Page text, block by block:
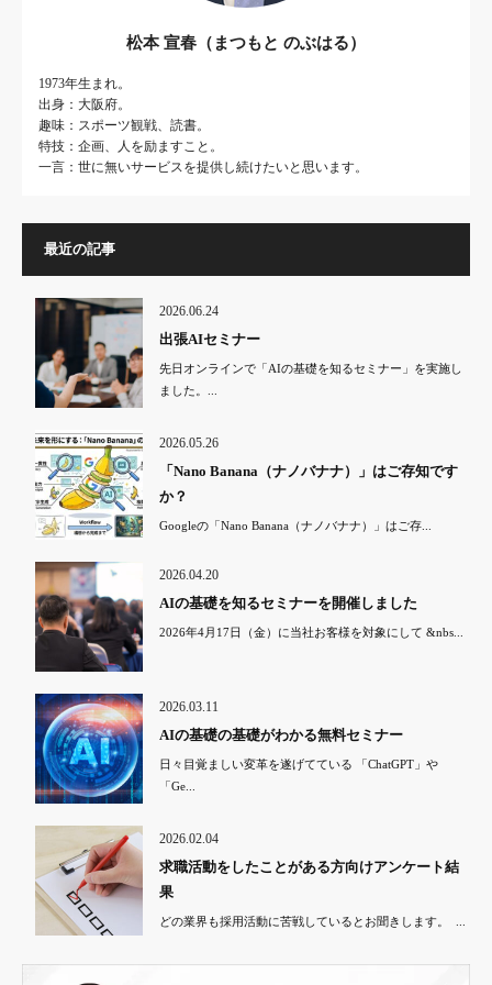
松本 宣春（まつもと のぶはる）
1973年生まれ。
出身：大阪府。
趣味：スポーツ観戦、読書。
特技：企画、人を励ますこと。
一言：世に無いサービスを提供し続けたいと思います。
最近の記事
2026.06.24
出張AIセミナー
先日オンラインで「AIの基礎を知るセミナー」を実施し
ました。...
2026.05.26
「Nano Banana（ナノバナナ）」はご存知です
か？
Googleの「Nano Banana（ナノバナナ）」はご存...
2026.04.20
AIの基礎を知るセミナーを開催しました
2026年4月17日（金）に当社お客様を対象にして &nbs...
2026.03.11
AIの基礎の基礎がわかる無料セミナー
日々目覚ましい変革を遂げてている 「ChatGPT」や
「Ge...
2026.02.04
求職活動をしたことがある方向けアンケート結
果
どの業界も採用活動に苦戦しているとお聞きします。 ...